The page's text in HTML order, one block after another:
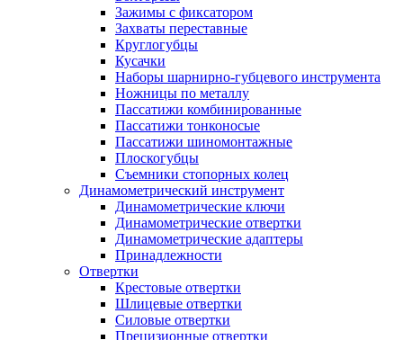
Зажимы с фиксатором
Захваты переставные
Круглогубцы
Кусачки
Наборы шарнирно-губцевого инструмента
Ножницы по металлу
Пассатижи комбинированные
Пассатижи тонконосые
Пассатижи шиномонтажные
Плоскогубцы
Съемники стопорных колец
Динамометрический инструмент
Динамометрические ключи
Динамометрические отвертки
Динамометрические адаптеры
Принадлежности
Отвертки
Крестовые отвертки
Шлицевые отвертки
Силовые отвертки
Прецизионные отвертки